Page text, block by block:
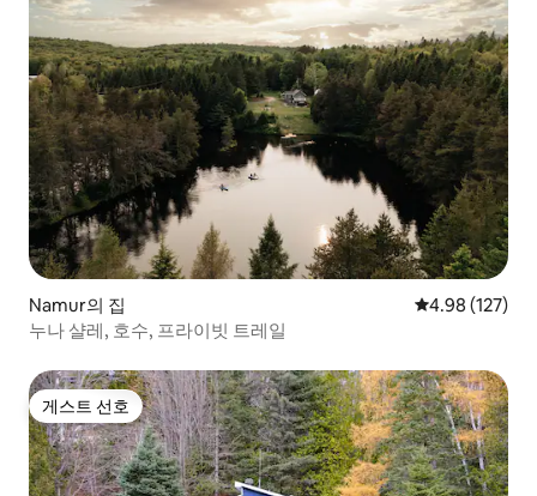
Namur의 집 평점 4.98점(5
4.98 (127)
누나 샬레, 호수, 프라이빗 트레일
게스트 선호
게스트 선호